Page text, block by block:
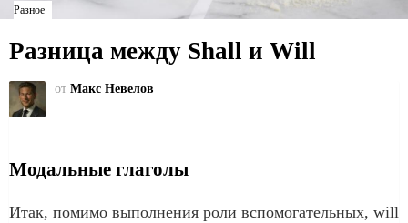
Разное
Разница между Shall и Will
от Макс Невелов
Модальные глаголы
Итак, помимо выполнения роли вспомогательных, will